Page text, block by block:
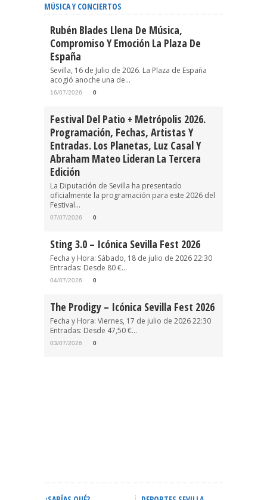
MÚSICA Y CONCIERTOS
Rubén Blades Llena De Música,
Compromiso Y Emoción La Plaza De
España
Sevilla, 16 de Julio de 2026. La Plaza de España
acogió anoche una de...
16/07/2026 0
Festival Del Patio + Metrópolis 2026.
Programación, Fechas, Artistas Y
Entradas. Los Planetas, Luz Casal Y
Abraham Mateo Lideran La Tercera
Edición
La Diputación de Sevilla ha presentado
oficialmente la programación para este 2026 del
Festival...
07/07/2026 0
Sting 3.0 – Icónica Sevilla Fest 2026
Fecha y Hora: Sábado, 18 de julio de 2026 22:30
Entradas: Desde 80 €...
04/07/2026 0
The Prodigy – Icónica Sevilla Fest 2026
Fecha y Hora: Viernes, 17 de julio de 2026 22:30
Entradas: Desde 47,50 €...
03/07/2026 0